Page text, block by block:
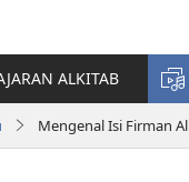
ALKITAB
Mengenal Isi Firman